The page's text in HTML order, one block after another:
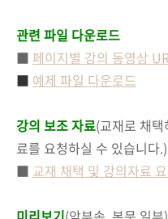
관련 파일 다운로드
■ 페이지별 강의 동영상
■ 예제 파일 다운로드
강의 보조 자료(교재로 채
료를 요청하실 수 있습니다.)
■ 교재 채택 및 강의자료